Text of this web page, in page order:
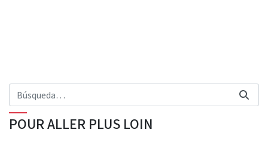
POUR ALLER PLUS LOIN